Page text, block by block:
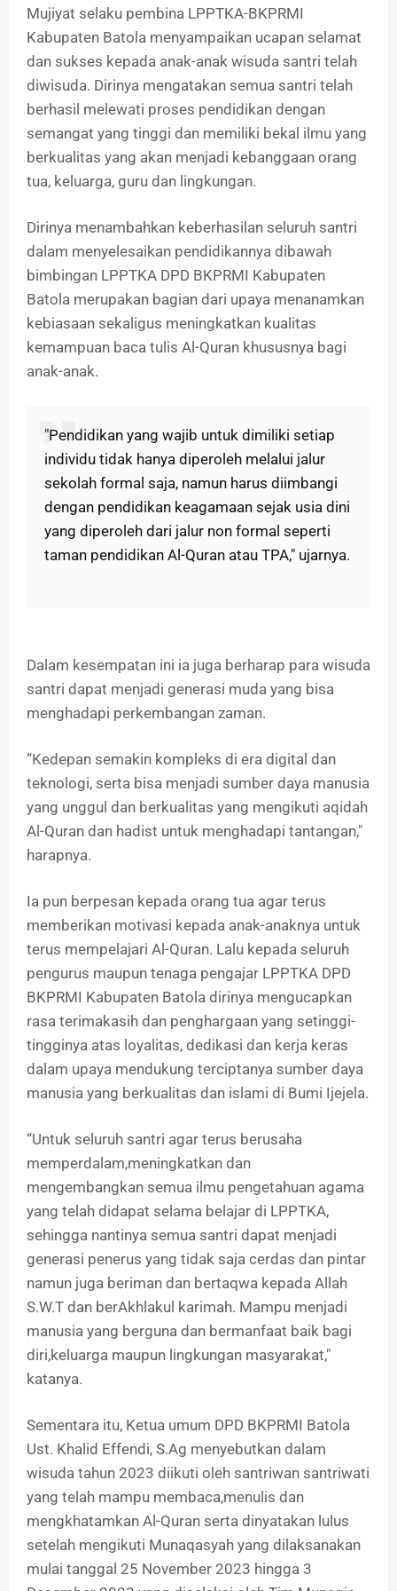
Mujiyat selaku pembina LPPTKA-BKPRMI
Kabupaten Batola menyampaikan ucapan selamat
dan sukses kepada anak-anak wisuda santri telah
diwisuda. Dirinya mengatakan semua santri telah
berhasil melewati proses pendidikan dengan
semangat yang tinggi dan memiliki bekal ilmu yang
berkualitas yang akan menjadi kebanggaan orang
tua, keluarga, guru dan lingkungan.
Dirinya menambahkan keberhasilan seluruh santri
dalam menyelesaikan pendidikannya dibawah
bimbingan LPPTKA DPD BKPRMI Kabupaten
Batola merupakan bagian dari upaya menanamkan
kebiasaan sekaligus meningkatkan kualitas
kemampuan baca tulis Al-Quran khususnya bagi
anak-anak.
"Pendidikan yang wajib untuk dimiliki setiap
individu tidak hanya diperoleh melalui jalur
sekolah formal saja, namun harus diimbangi
dengan pendidikan keagamaan sejak usia dini
yang diperoleh dari jalur non formal seperti
taman pendidikan Al-Quran atau TPA," ujarnya.
Dalam kesempatan ini ia juga berharap para wisuda
santri dapat menjadi generasi muda yang bisa
menghadapi perkembangan zaman.
“Kedepan semakin kompleks di era digital dan
teknologi, serta bisa menjadi sumber daya manusia
yang unggul dan berkualitas yang mengikuti aqidah
Al-Quran dan hadist untuk menghadapi tantangan,"
harapnya.
Ia pun berpesan kepada orang tua agar terus
memberikan motivasi kepada anak-anaknya untuk
terus mempelajari Al-Quran. Lalu kepada seluruh
pengurus maupun tenaga pengajar LPPTKA DPD
BKPRMI Kabupaten Batola dirinya mengucapkan
rasa terimakasih dan penghargaan yang setinggi-
tingginya atas loyalitas, dedikasi dan kerja keras
dalam upaya mendukung terciptanya sumber daya
manusia yang berkualitas dan islami di Bumi Ijejela.
“Untuk seluruh santri agar terus berusaha
memperdalam,meningkatkan dan
mengembangkan semua ilmu pengetahuan agama
yang telah didapat selama belajar di LPPTKA,
sehingga nantinya semua santri dapat menjadi
generasi penerus yang tidak saja cerdas dan pintar
namun juga beriman dan bertaqwa kepada Allah
S.W.T dan berAkhlakul karimah. Mampu menjadi
manusia yang berguna dan bermanfaat baik bagi
diri,keluarga maupun lingkungan masyarakat,"
katanya.
Sementara itu, Ketua umum DPD BKPRMI Batola
Ust. Khalid Effendi, S.Ag menyebutkan dalam
wisuda tahun 2023 diikuti oleh santriwan santriwati
yang telah mampu membaca,menulis dan
mengkhatamkan Al-Quran serta dinyatakan lulus
setelah mengikuti Munaqasyah yang dilaksanakan
mulai tanggal 25 November 2023 hingga 3